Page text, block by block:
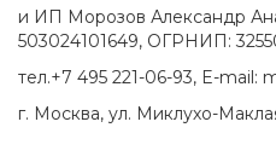
и ИП Морозов Александр
503024101649, ОГРНИП:
тел.+7 495 221-06-93, E-mail:
г. Москва, ул. Миклухо-